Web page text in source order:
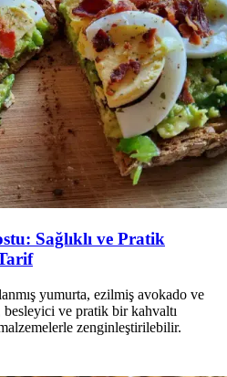
Sağlıklı ve Pratik
yumurta, ezilmiş avokado ve
besleyici ve pratik bir kahvaltı
zenginleştirilebilir.